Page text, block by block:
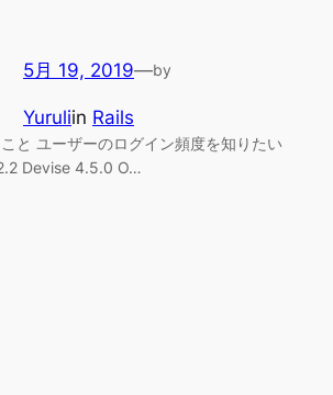
5月 19, 2019—by
Yuruliin Rails
と ユーザーのログイン頻度を知りたい
Devise 4.5.0 O…